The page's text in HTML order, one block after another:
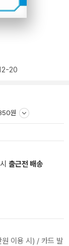
20
원
출근전 배송
이용 시) / 카드 발